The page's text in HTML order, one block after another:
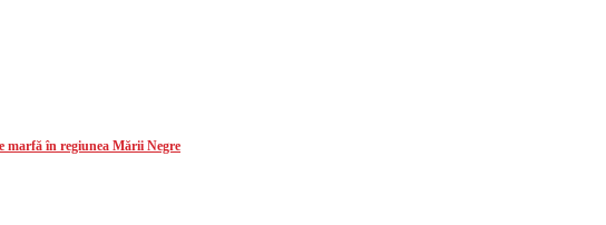
marfă în regiunea Mării Negre